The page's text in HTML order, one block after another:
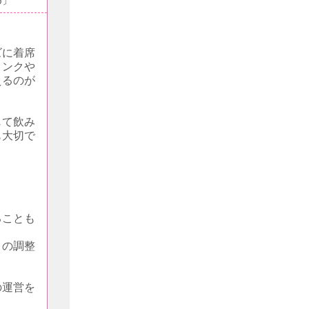
着席
クや
のが
飲み
切で
とも
調整
営を